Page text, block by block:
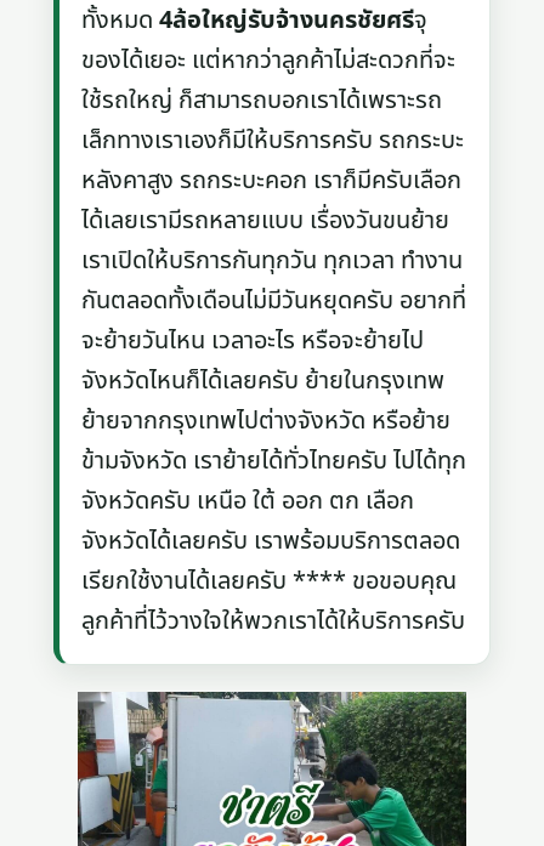
ทั้งหมด4ล้อใหญ่รับจ้างนครชัยศรีจุ
ของได้เยอะ แต่หากว่าลูกค้าไม่สะดวกที่จะ
ใช้รถใหญ่ ก็สามารถบอกเราได้เพราะรถ
เล็กทางเราเองก็มีให้บริการครับ รถกระบะ
หลังคาสูง รถกระบะคอก เราก็มีครับเลือก
ได้เลยเรามีรถหลายแบบ เรื่องวันขนย้าย
เราเปิดให้บริการกันทุกวัน ทุกเวลา ทำงาน
กันตลอดทั้งเดือนไม่มีวันหยุดครับ อยากที่
จะย้ายวันไหน เวลาอะไร หรือจะย้ายไป
จังหวัดไหนก็ได้เลยครับ ย้ายในกรุงเทพ
ย้ายจากกรุงเทพไปต่างจังหวัด หรือย้าย
ข้ามจังหวัด เราย้ายได้ทั่วไทยครับ ไปได้ทุก
จังหวัดครับ เหนือ ใต้ ออก ตก เลือก
จังหวัดได้เลยครับ เราพร้อมบริการตลอด
เรียกใช้งานได้เลยครับ **** ขอขอบคุณ
ลูกค้าที่ไว้วางใจให้พวกเราได้ให้บริการครับ